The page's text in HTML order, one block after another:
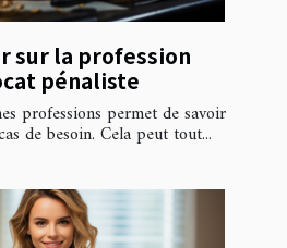
sur la profession
pénaliste
professions permet de savoir
de besoin. Cela peut tout...